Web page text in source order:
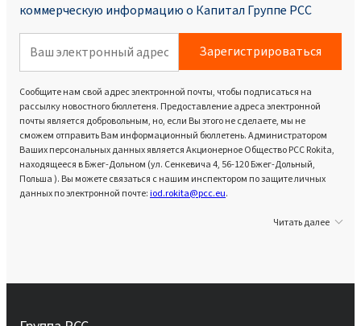
коммерческую информацию о Капитал Группе PCC
Зарегистрироваться
Сообщите нам свой адрес электронной почты, чтобы подписаться на
рассылку новостного бюллетеня. Предоставление адреса электронной
почты является добровольным, но, если Вы этого не сделаете, мы не
сможем отправить Вам информационный бюллетень. Администратором
Ваших персональных данных является Акционерное Общество PCC Rokita,
находящееся в Бжег-Дольном (ул. Сенкевича 4, 56-120 Бжег-Дольный,
Польша ). Вы можете связаться с нашим инспектором по защите личных
данных по электронной почте:iod.rokita@pcc.eu.
Читать далее